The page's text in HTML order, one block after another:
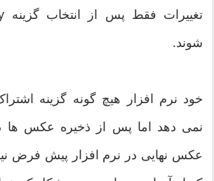
شوند.
خود نرم افزار هیچ گونه گزینه
نمی دهد اما پس از ذخیره عکس ها
عکس نهایی در نرم افزار پیش فرض